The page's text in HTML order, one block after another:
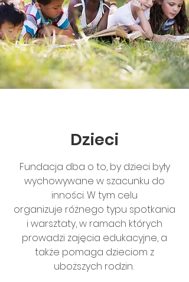
Dzieci
Fundacja dba o to, by dzieci były
wychowywane w szacunku do
inności. W tym celu
organizuje różnego typu spotkania
i warsztaty, w ramach których
prowadzi zajęcia edukacyjne, a
także pomaga dzieciom z
uboższych rodzin.